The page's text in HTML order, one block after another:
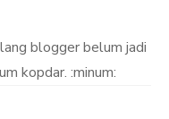
blogger belum jadi
kopdar. :minum: